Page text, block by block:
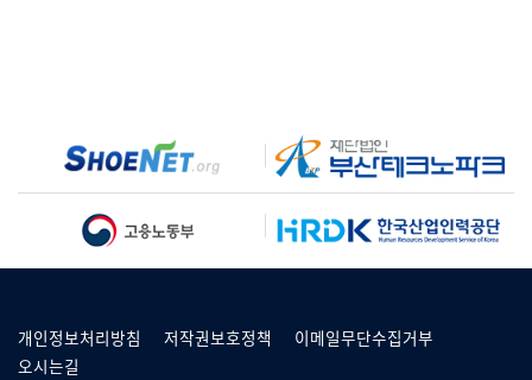
개인정보처리방침 저작권보호정책
이메일무단수집거부
오시는길